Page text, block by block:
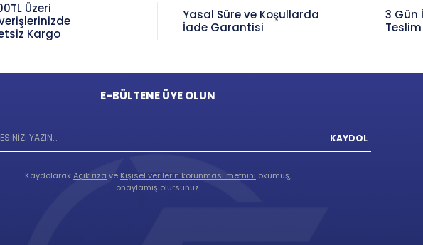
Üzeri
Kargo
Yasal Süre ve Koşullarda
İade Garantisi
3 Gün
Teslim
E-BÜLTENE ÜYE OLUN
KAYDOL
KaydolarakAçık rıza ve Kişisel verilerin korunması metnini okumuş,
onaylamış olursunuz.